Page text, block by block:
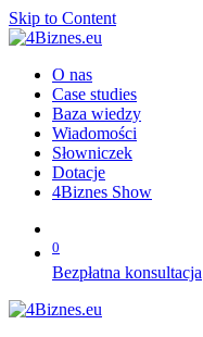
Skip to Content
O nas
Case studies
Baza wiedzy
Wiadomości
Słowniczek
Dotacje
4Biznes Show
0
Bezpłatna konsultacja